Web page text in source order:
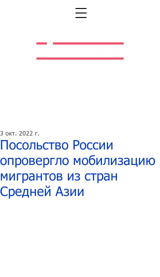
Посольство России
опровергло мобилизацию
мигрантов из стран
Средней Азии
3 окт. 2022 г.